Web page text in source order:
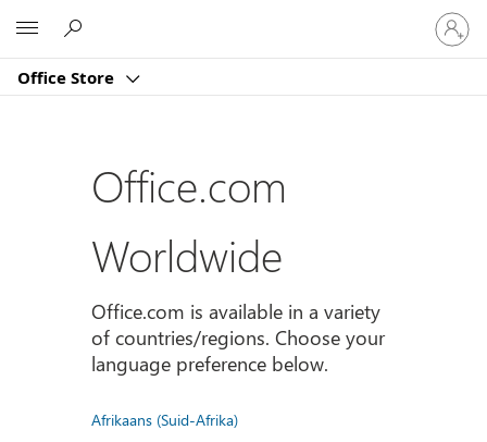
Office Store
Sign
in
to
account
Office.com
Worldwide
Office.com is available in a variety
of countries/regions. Choose your
language preference below.
Afrikaans (Suid-Afrika)